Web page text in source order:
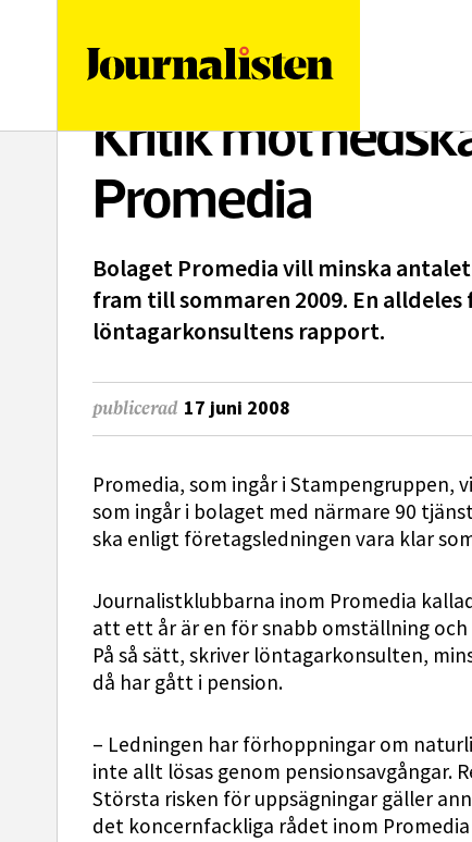
Kritik mot
Promedia
Bolaget Promedia vill minska
fram till sommaren 2009. En
löntagarkonsultens rapport.
publicerad 17 juni 2008
Promedia, som ingår i
som ingår i bolaget med närmare 90
ska enligt företagsledningen vara klar
Journalistklubbarna inom Promedia
att ett år är en för snabb omställning
På så sätt, skriver löntagarkonsulten,
då har gått i pension.
– Ledningen har förhoppningar om
inte allt lösas genom pensionsavgångar.
Största risken för uppsägningar gäller
det koncernfackliga rådet inom